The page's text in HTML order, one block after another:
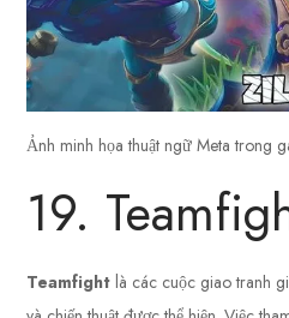
Ảnh minh họa thuật ngữ Meta trong
19.
Teamfight là các cuộc giao tranh